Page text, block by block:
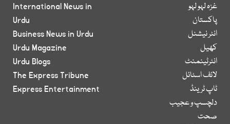
غزہ لہو لہو
پاکستان
انٹر نیشنل
کھیل
انٹرٹینمنٹ
لائف اسٹائل
ٹاپ ٹرینڈ
دلچسپ و عجیب
صحت
International News in
Urdu
Business News in Urdu
Urdu Magazine
Urdu Blogs
The Express Tribune
Express Entertainment